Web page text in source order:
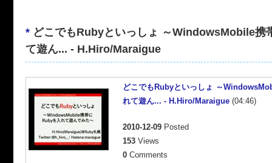
* どこでもRubyといっしょ ～WindowsMobile携
て遊ん... - H.Hiro/Maraigue
どこでもRubyといっしょ ～
れて遊ん... - H.Hiro/Maraigue (04:46)
2010-12-09 Posted
153 Views
0 Comments